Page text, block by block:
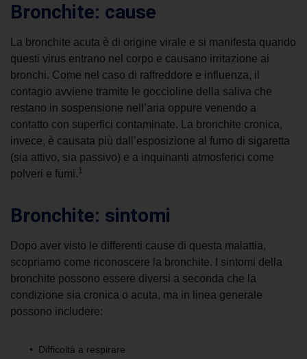
Bronchite: cause
La bronchite acuta è di origine virale e si manifesta quando
questi virus entrano nel corpo e causano irritazione ai
bronchi. Come nel caso di raffreddore e influenza, il
contagio avviene tramite le goccioline della saliva che
restano in sospensione nell’aria oppure venendo a
contatto con superfici contaminate. La bronchite cronica,
invece, è causata più dall’esposizione al fumo di sigaretta
(sia attivo, sia passivo) e a inquinanti atmosferici come
polveri e fumi.1
Bronchite: sintomi
Dopo aver visto le differenti cause di questa malattia,
scopriamo come riconoscere la bronchite. I sintomi della
bronchite possono essere diversi a seconda che la
condizione sia cronica o acuta, ma in linea generale
possono includere:
Difficoltà a respirare